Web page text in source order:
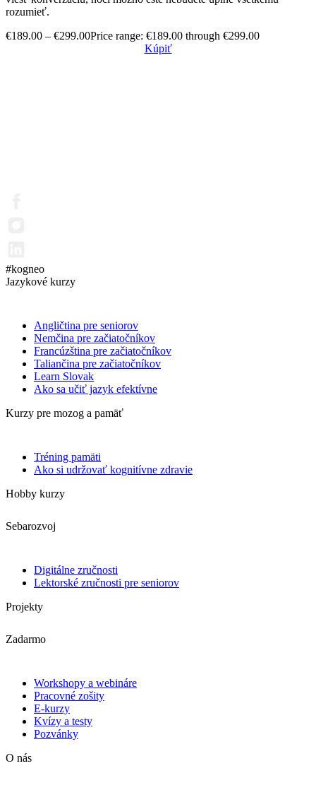
rozumieť.
€189.00 – €299.00Price range: €189.00 through €299.00
Kúpiť
#kogneo
Jazykové kurzy
Angličtina pre seniorov
Nemčina pre začiatočníkov
Francúzština pre začiatočníkov
Taliančina pre začiatočníkov
Learn Slovak
Ako sa učiť jazyk efektívne
Kurzy pre mozog a pamäť
Tréning pamäti
Ako si udržovať kognitívne zdravie
Hobby kurzy
Sebarozvoj
Digitálne zručnosti
Lektorské zručnosti pre seniorov
Projekty
Zadarmo
Workshopy a webináre
Pracovné zošity
E-kurzy
Kvízy a testy
Pozvánky
O nás